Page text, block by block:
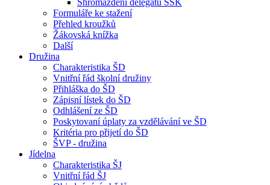
Shromáždění delegátů ŠSK
Formuláře ke stažení
Přehled kroužků
Žákovská knížka
Další
Družina
Charakteristika ŠD
Vnitřní řád školní družiny
Přihláška do ŠD
Zápisní lístek do ŠD
Odhlášení ze ŠD
Poskytovaní úplaty za vzdělávání ve ŠD
Kritéria pro přijetí do ŠD
ŠVP - družina
Jídelna
Charakteristika ŠJ
Vnitřní řád ŠJ